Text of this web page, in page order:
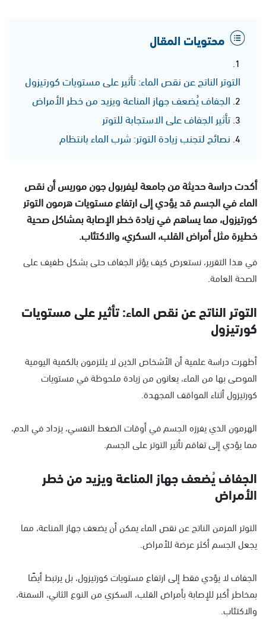
محتويات المقال
التوتر الناتج عن نقص الماء: تأثير على مستويات كورتيزول
الجفاف يُضعف جهاز المناعة ويزيد من خطر الأمراض
تأثير الجفاف على الاستجابة للتوتر
نصائح لتجنب زيادة التوتر: شرب الماء بانتظام
أكدت دراسة حديثة من جامعة ليفربول جون موريس أن نقص
الماء في الجسم قد يؤدي إلى ارتفاع مستويات هرمون التوتر
كورتيزول، مما يساهم في زيادة خطر الإصابة بمشاكل صحية
خطيرة مثل أمراض القلب، السكري، والاكتئاب.
في هذا التقرير، نستعرض كيف يؤثر الجفاف حتى بشكل طفيف على
الصحة العامة.
التوتر الناتج عن نقص الماء: تأثير على مستويات
كورتيزول
أظهرت دراسة علمية أن الأشخاص الذين لا يلتزمون بالكمية اليومية
الموصى بها من الماء، يعانون من زيادة ملحوظة في مستويات
كورتيزول أثناء المواقف المجهدة.
الهرمون الذي يفرزه الجسم في أوقات الضغط النفسي، يزداد في الدم،
مما يؤدي إلى تفاقم تأثير التوتر على الجسم.
الجفاف يُضعف جهاز المناعة ويزيد من خطر
الأمراض
التوتر المزمن الناتج عن نقص الماء يمكن أن يضعف جهاز المناعة، مما
يجعل الجسم أكثر عرضة للأمراض.
الجفاف لا يؤدي فقط إلى ارتفاع مستويات كورتيزول، بل يرتبط أيضًا
بمخاطر أكبر للإصابة بأمراض القلب، السكري من النوع الثاني، السمنة،
والاكتئاب.